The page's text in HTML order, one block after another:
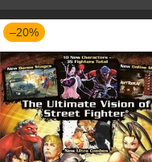
–20%